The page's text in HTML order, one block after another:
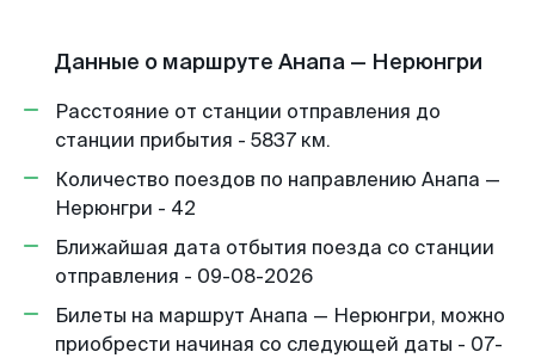
Данные о маршруте Анапа — Нерюнгри
Расстояние от станции отправления до
станции прибытия - 5837 км.
Количество поездов по направлению Анапа —
Нерюнгри - 42
Ближайшая дата отбытия поезда со станции
отправления - 09-08-2026
Билеты на маршрут Анапа — Нерюнгри, можно
приобрести начиная со следующей даты - 07-